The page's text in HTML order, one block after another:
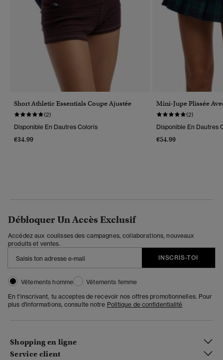
Short Athletic Essentials Coupe Ajustée
(2)
Disponible En Dautres Coloris
€34.99
Mini-Jupe Plissée
(2)
Disponible En Dautres
€54.99
Débloquer Un Accès Exclusif
Accédez aux coulisses des campagnes, collaborations, nouveaux
produits et ventes.
INSCRIS-TOI
Vêtements homme
Vêtements femme
En t'inscrivant, tu acceptes de recevoir nos offres promotionnelles. Pour
plus d'informations, consulte notre Politique de confidentialité
Shopping en ligne
Service client